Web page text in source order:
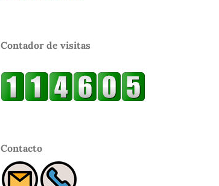
Contador de visitas
Contacto